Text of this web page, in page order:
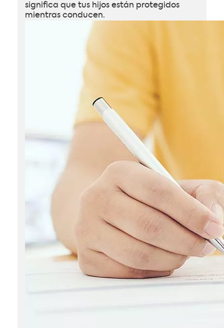
significa que tus hijos están protegidos
mientras conducen.